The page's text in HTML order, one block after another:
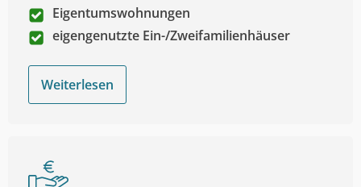
Eigentumswohnungen
eigengenutzte Ein-/Zweifamilienhäuser
Weiterlesen